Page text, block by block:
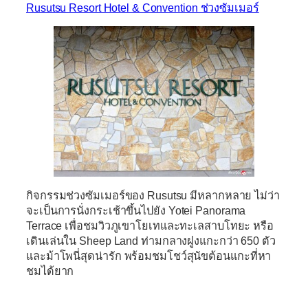
Rusutsu Resort Hotel & Convention ช่วงซัมเมอร์
กิจกรรมช่วงซัมเมอร์ของ Rusutsu มีหลากหลาย ไม่ว่า
จะเป็นการนั่งกระเช้าขึ้นไปยัง Yotei Panorama
Terrace เพื่อชมวิวภูเขาโยเทและทะเลสาบโทยะ หรือ
เดินเล่นใน Sheep Land ท่ามกลางฝูงแกะกว่า 650 ตัว
และม้าโพนี่สุดน่ารัก พร้อมชมโชว์สุนัขต้อนแกะที่หา
ชมได้ยาก